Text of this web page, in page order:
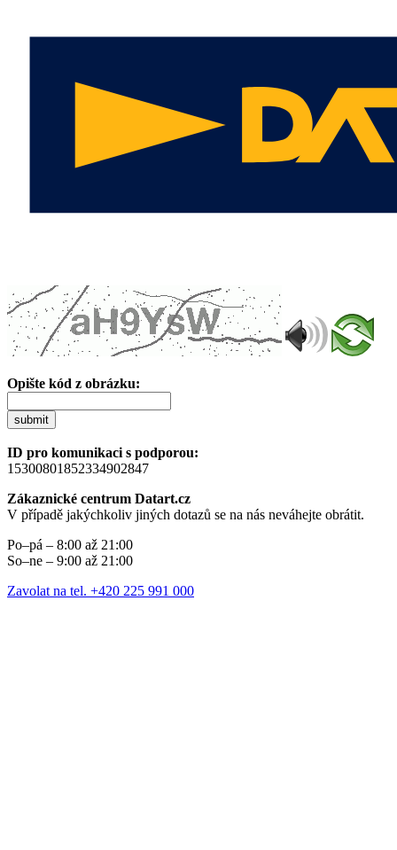
Opište kód z obrázku:
submit
ID pro komunikaci s podporou:
15300801852334902847
Zákaznické centrum Datart.cz
V případě jakýchkoliv jiných dotazů se na nás neváhejte obrátit.
Po–pá – 8:00 až 21:00
So–ne – 9:00 až 21:00
Zavolat na tel. +420 225 991 000